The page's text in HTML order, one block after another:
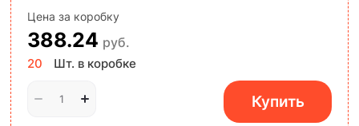
Цена за коробку
388.24 руб.
20 Шт. в коробке
Купить